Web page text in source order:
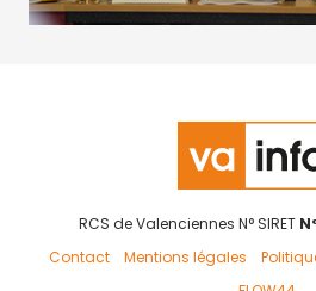
RCS de Valenciennes N° SIRET
Contact
Mentions légales